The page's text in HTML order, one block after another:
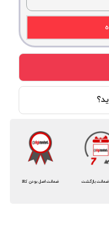
ضمانت اصل بودن کالا